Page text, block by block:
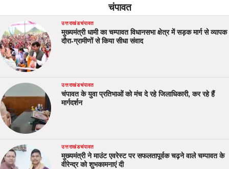
चंपावत
उत्तराखंडचंपावत
मुख्यमंत्री धामी का चम्पावत विधानसभा क्षेत्र में सड़क मार्ग से व्यापक
दौरा-ग्रामीणों से किया सीधा संवाद
उत्तराखंडचंपावत
चंपावत के युवा प्रतिभाओं को मंच दे रहे जिलाधिकारी, कर रहे हैं
मार्गदर्शन
उत्तराखंडचंपावत
मुख्यमंत्री ने माउंट एवरेस्ट पर सफलतापूर्वक चढ़ने वाले चम्पावत के
वीरेन्द्र को शुभकामनाएं दी